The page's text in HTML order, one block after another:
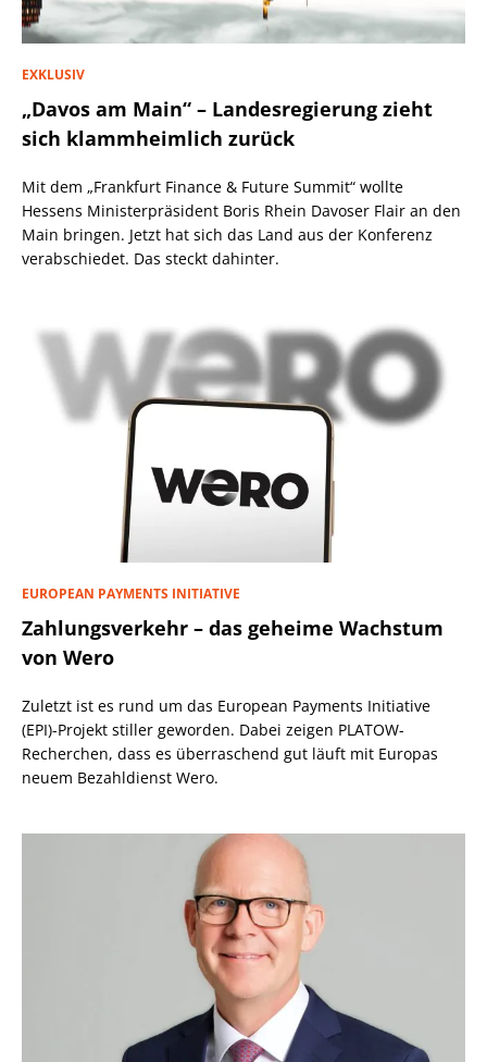
EXKLUSIV
„Davos am Main“ – Landesregierung zieht
sich klammheimlich zurück
Mit dem „Frankfurt Finance & Future Summit“ wollte
Hessens Ministerpräsident Boris Rhein Davoser Flair an den
Main bringen. Jetzt hat sich das Land aus der Konferenz
verabschiedet. Das steckt dahinter.
EUROPEAN PAYMENTS INITIATIVE
Zahlungsverkehr – das geheime Wachstum
von Wero
Zuletzt ist es rund um das European Payments Initiative
(EPI)-Projekt stiller geworden. Dabei zeigen PLATOW-
Recherchen, dass es überraschend gut läuft mit Europas
neuem Bezahldienst Wero.